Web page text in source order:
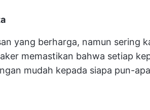
yang berharga, namun sering
memastikan bahwa setiap
mudah kepada siapa pun-